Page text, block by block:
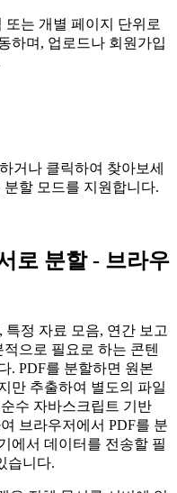
또는 개별 페이지 단위로
하며, 업로드나 회원가입
거나 클릭하여 찾아보세
할 모드를 지원합니다.
로 분할 - 브라우
정 자료 모음, 연간 보고
으로 필요로 하는 콘텐
. PDF를 분할하면 원본
만 추출하여 별도의 파일
수 자바스크립트 기반
브라우저에서 PDF를 분
에서 데이터를 전송할 필
습니다.